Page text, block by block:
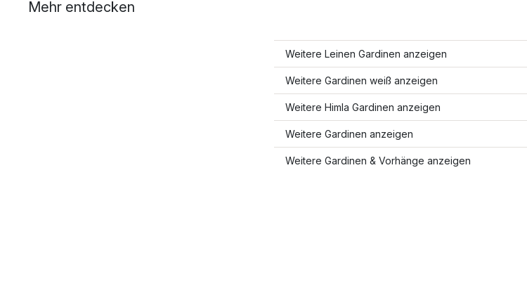
Mehr entdecken
Weitere Leinen Gardinen anzeigen
Weitere Gardinen weiß anzeigen
Weitere Himla Gardinen anzeigen
Weitere Gardinen anzeigen
Weitere Gardinen & Vorhänge anzeigen